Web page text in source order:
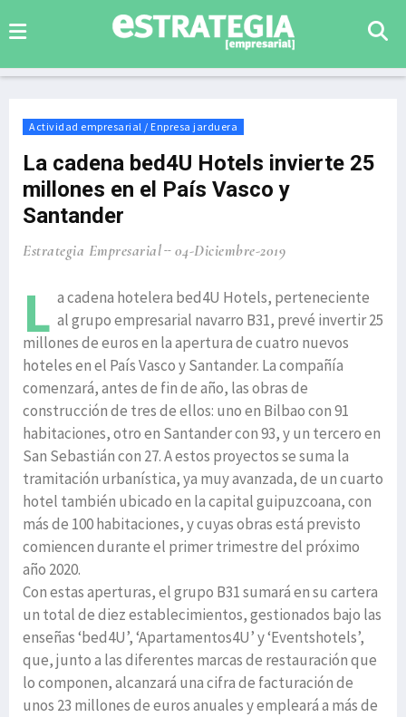
Actividad empresarial / Enpresa jarduera
La cadena bed4U Hotels invierte 25
millones en el País Vasco y
Santander
Estrategia Empresarial 04-Diciembre-2019
L a cadena hotelera bed4U Hotels, perteneciente
al grupo empresarial navarro B31, prevé invertir 25
millones de euros en la apertura de cuatro nuevos
hoteles en el País Vasco y Santander. La compañía
comenzará, antes de fin de año, las obras de
construcción de tres de ellos: uno en Bilbao con 91
habitaciones, otro en Santander con 93, y un tercero en
San Sebastián con 27. A estos proyectos se suma la
tramitación urbanística, ya muy avanzada, de un cuarto
hotel también ubicado en la capital guipuzcoana, con
más de 100 habitaciones, y cuyas obras está previsto
comiencen durante el primer trimestre del próximo
año 2020.
Con estas aperturas, el grupo B31 sumará en su cartera
un total de diez establecimientos, gestionados bajo las
enseñas ‘bed4U’, ‘Apartamentos4U’ y ‘Eventshotels’,
que, junto a las diferentes marcas de restauración que
lo componen, alcanzará una cifra de facturación de
unos 23 millones de euros anuales y empleará a más de